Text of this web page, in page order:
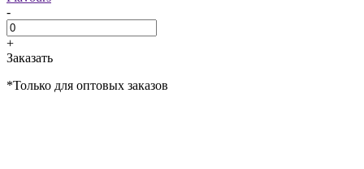
-
+
Заказать
*Только для оптовых заказов